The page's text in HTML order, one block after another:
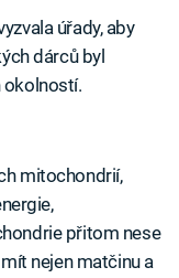
úřady, aby
dárců byl
okolností.
mitochondrií,
přitom nese
nejen matčinu a